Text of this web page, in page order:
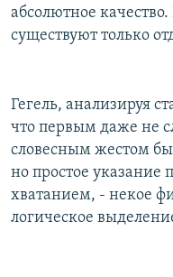
абсолютное
существуют только
Гегель, анализируя
что первым даже не
словесным жестом
но простое указание
хватанием, - некое
логическое